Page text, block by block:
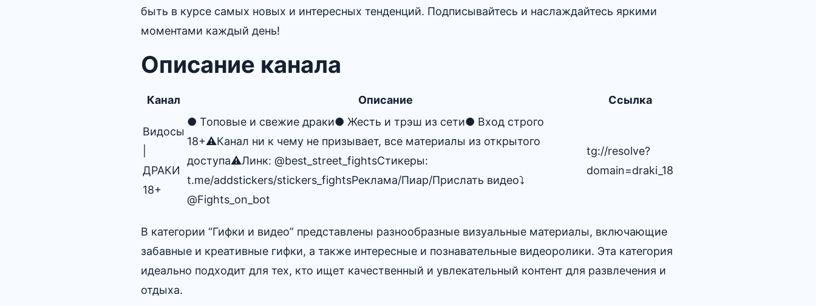
быть в курсе самых новых и интересных тенденций. Подписывайтесь и наслаждайтесь яркими
моментами каждый день!
Описание канала
Канал Описание Ссылка
Видосы
ДРАКИ
18+
● Топовые и свежие драки● Жесть и трэш из сети● Вход строго
18+⚠️Канал ни к чему не призывает, все материалы из открытого
доступа⚠️Линк: @best_street_fightsСтикеры:
t.me/addstickers/stickers_fightsРеклама/Пиар/Прислать видео⤵️
@Fights_on_bot
tg://resolve?
domain=draki_18
В категории “Гифки и видео” представлены разнообразные визуальные материалы, включающие
забавные и креативные гифки, а также интересные и познавательные видеоролики. Эта категория
идеально подходит для тех, кто ищет качественный и увлекательный контент для развлечения и
отдыха.